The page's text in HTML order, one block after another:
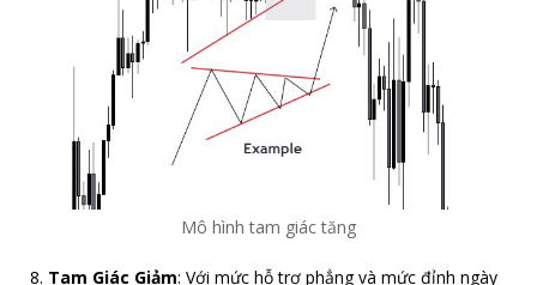
Mô hình tam giác tăng
Tam Giác Giảm: Với mức hỗ trợ phẳng và mức đỉnh ngày